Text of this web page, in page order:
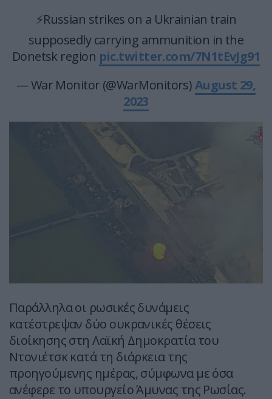
⚡️Russian strikes on a Ukrainian train
supposedly carrying ammunition in the
Donetsk region pic.twitter.com/7N1tEvJg91
— War Monitor (@WarMonitors)August 29,
2023
Παράλληλα οι ρωσικές δυνάμεις
κατέστρεψαν δύο ουκρανικές θέσεις
διοίκησης στη Λαϊκή Δημοκρατία του
Ντονιέτσκ κατά τη διάρκεια της
προηγούμενης ημέρας, σύμφωνα με όσα
ανέφερε το υπουργείο Άμυνας της Ρωσίας.